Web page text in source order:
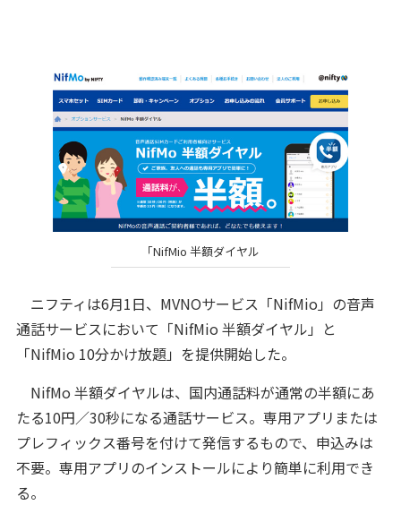
「NifMio 半額ダイヤル
ニフティは6月1日、MVNOサービス「NifMio」の音声
通話サービスにおいて「NifMio 半額ダイヤル」と
「NifMio 10分かけ放題」を提供開始した。
NifMo 半額ダイヤルは、国内通話料が通常の半額にあ
たる10円／30秒になる通話サービス。専用アプリまたは
プレフィックス番号を付けて発信するもので、申込みは
不要。専用アプリのインストールにより簡単に利用でき
る。